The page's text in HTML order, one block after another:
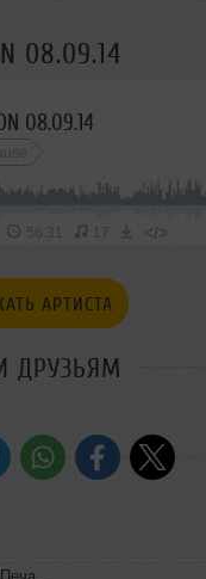
08.09.14
08.09.14
56:31 17 </>
АРТИСТА
ДРУЗЬЯМ